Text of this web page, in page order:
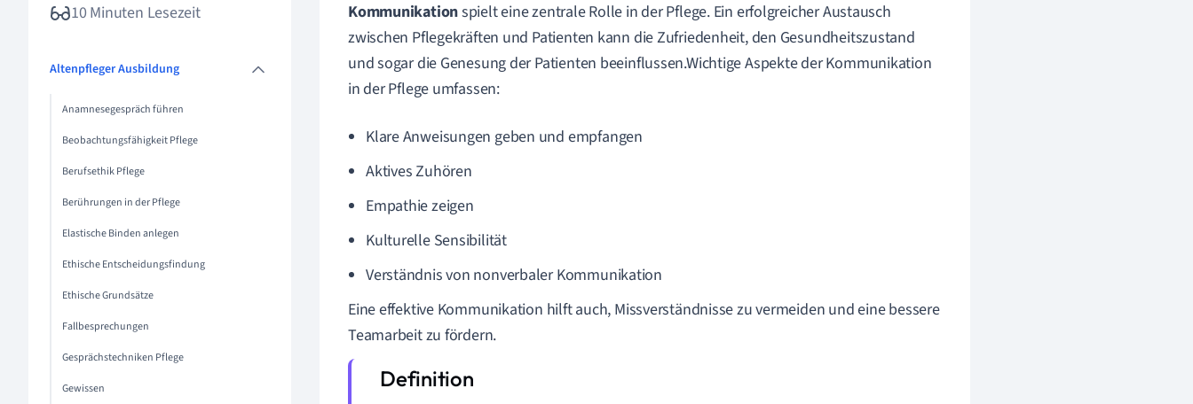
10 Minuten Lesezeit
Altenpfleger Ausbildung
Anamnesegespräch führen
Beobachtungsfähigkeit Pflege
Berufsethik Pflege
Berührungen in der Pflege
Elastische Binden anlegen
Ethische Entscheidungsfindung
Ethische Grundsätze
Fallbesprechungen
Gesprächstechniken Pflege
Gewissen
Kommunikationspielt eine zentrale Rolle in der Pflege. Ein erfolgreicher Austausch
zwischen Pflegekräften und Patienten kann die Zufriedenheit, den Gesundheitszustand
und sogar die Genesung der Patienten beeinflussen.Wichtige Aspekte der Kommunikation
in der Pflege umfassen:
Klare Anweisungen geben und empfangen
Aktives Zuhören
Empathie zeigen
Kulturelle Sensibilität
Verständnis von nonverbaler Kommunikation
Eine effektive Kommunikation hilft auch, Missverständnisse zu vermeiden und eine bessere
Teamarbeit zu fördern.